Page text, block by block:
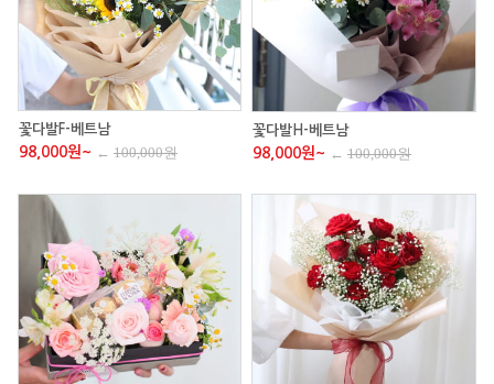
꽃다발F-베트남
98,000원~ ← 100,000원
꽃다발H-베트남
98,000원~ ← 100,000원